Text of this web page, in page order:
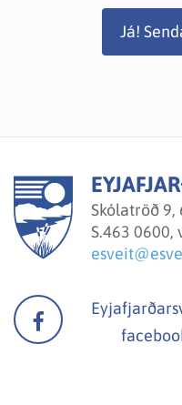
Já!
Skólatröð
S.463 0600,